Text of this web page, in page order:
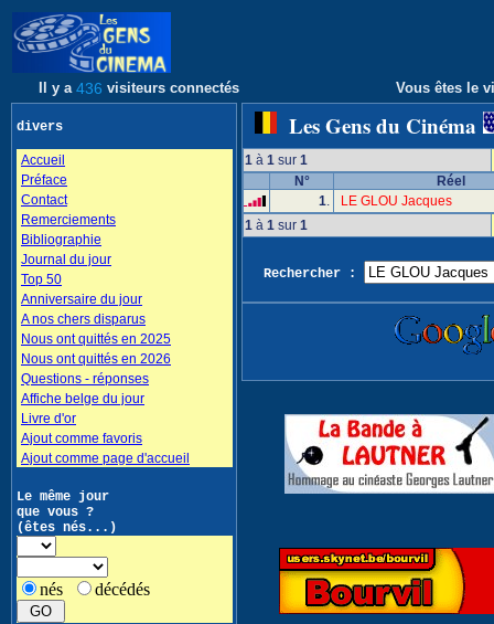
Il y a 436 visiteurs connectés Vous êtes le
divers
Accueil
Préface
Contact
Remerciements
Bibliographie
Journal du jour
Top 50
Anniversaire du jour
A nos chers disparus
Nous ont quittés en 2025
Nous ont quittés en 2026
Questions - réponses
Affiche belge du jour
Livre d'or
Ajout comme favoris
Ajout comme page d'accueil
Le même jour
que vous ?
(êtes nés...)
nés décédés
Les Gens du Cinéma
1 à 1 sur 1
N°
Réel
1.
LE GLOU Jacques
1 à 1 sur 1
Rechercher :